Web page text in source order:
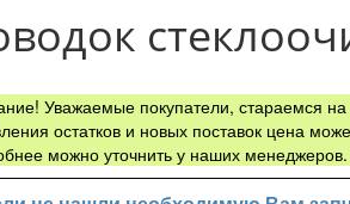
Уважаемые покупатели, стараемся на
остатков и новых поставок цена
можно уточнить у наших